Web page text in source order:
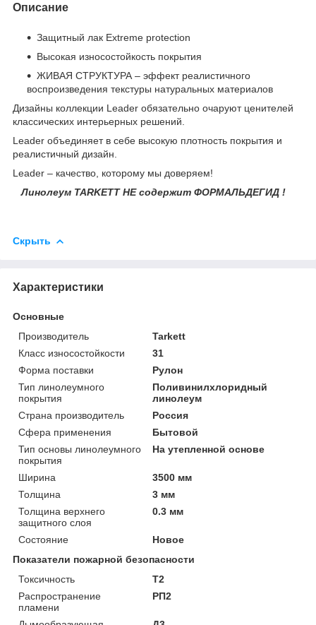
Описание
Защитный лак Extreme protection
Высокая износостойкость покрытия
ЖИВАЯ СТРУКТУРА – эффект реалистичного
воспроизведения текстуры натуральных материалов
Дизайны коллекции Leader обязательно очаруют ценителей
классических интерьерных решений.
Leader объединяет в себе высокую плотность покрытия и
реалистичный дизайн.
Leader – качество, которому мы доверяем!
Линолеум TARKETT НЕ содержит ФОРМАЛЬДЕГИД !
Скрыть
Характеристики
Основные
Производитель
Tarkett
Класс износостойкости
31
Форма поставки
Рулон
Тип линолеумного
покрытия
Поливинилхлоридный
линолеум
Страна производитель
Россия
Сфера применения
Бытовой
Тип основы линолеумного
покрытия
На утепленной основе
Ширина
3500 мм
Толщина
3 мм
Толщина верхнего
защитного слоя
0.3 мм
Состояние
Новое
Показатели пожарной безопасности
Токсичность
Т2
Распространение
пламени
РП2